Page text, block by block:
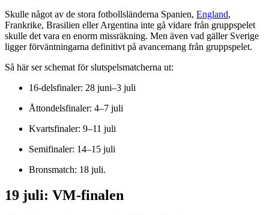
Skulle något av de stora fotbollsländerna Spanien, England,
Frankrike, Brasilien eller Argentina inte gå vidare från gruppspelet
skulle det vara en enorm missräkning. Men även vad gäller Sverige
ligger förväntningarna definitivt på avancemang från gruppspelet.
Så här ser schemat för slutspelsmatcherna ut:
16-delsfinaler: 28 juni–3 juli
Åttondelsfinaler: 4–7 juli
Kvartsfinaler: 9–11 juli
Semifinaler: 14–15 juli
Bronsmatch: 18 juli.
19 juli: VM-finalen